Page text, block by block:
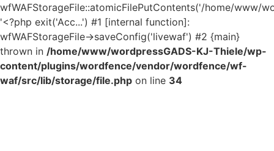
wfWAFStorageFile::atomicFilePutContents('/home/www/
'<?php exit('Acc...') #1 [internal function]:
wfWAFStorageFile->saveConfig('livewaf') #2 {main}
thrown in /home/www/wordpressGADS-KJ-Thiele/wp-
content/plugins/wordfence/vendor/wordfence/wf-
waf/src/lib/storage/file.php on line 34